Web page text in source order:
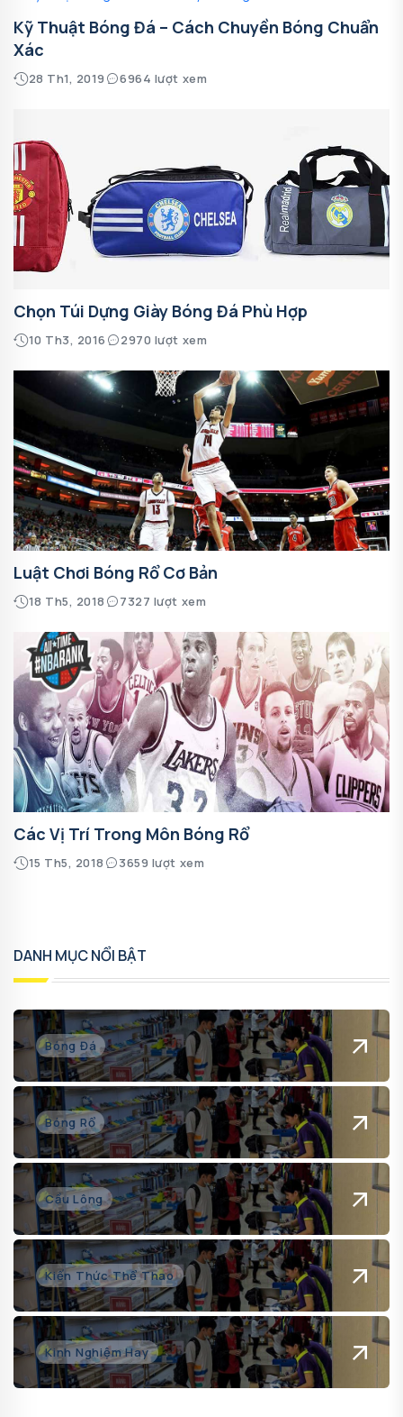
Kỹ Thuật Bóng Đá – Cách Chuyền Bóng Chuẩn
Xác
28 Th1, 2019 6964 lượt xem
Chọn Túi Dựng Giày Bóng Đá Phù Hợp
10 Th3, 2016 2970 lượt xem
Luật Chơi Bóng Rổ Cơ Bản
18 Th5, 2018 7327 lượt xem
Các Vị Trí Trong Môn Bóng Rổ
15 Th5, 2018 3659 lượt xem
DANH MỤC NỔI BẬT
Bóng Đá
Bóng Rổ
Cầu Lông
Kiến Thức Thể Thao
Kinh Nghiệm Hay